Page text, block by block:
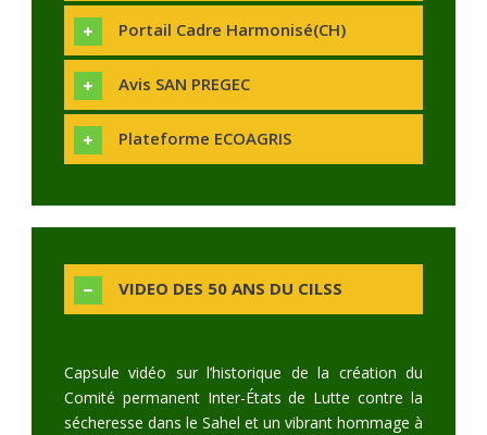
Portail Cadre Harmonisé(CH)
Avis SAN PREGEC
Plateforme ECOAGRIS
VIDEO DES 50 ANS DU CILSS
Capsule vidéo sur l’historique de la création du
Comité permanent Inter-États de Lutte contre la
sécheresse dans le Sahel et un vibrant hommage à